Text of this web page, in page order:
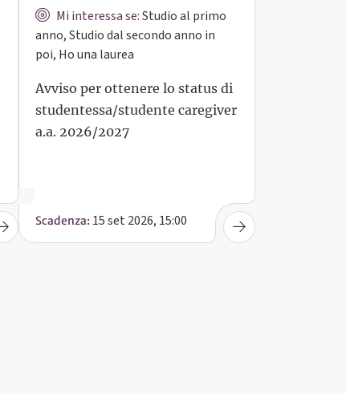
Mi interessa se:Studio al primo
anno, Studio dal secondo anno in
poi, Ho una laurea
Avviso per ottenere lo status di
studentessa/studente caregiver
a.a. 2026/2027
Scadenza: 15 set 2026, 15:00